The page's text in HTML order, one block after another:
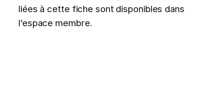
liées à cette fiche sont disponibles dans
l’espace membre.